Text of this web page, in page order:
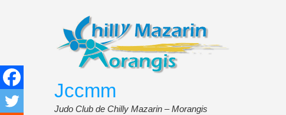
Jccmm
Judo Club de Chilly Mazarin – Morangis